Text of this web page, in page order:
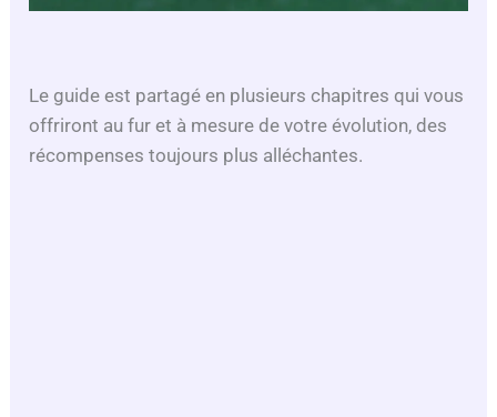
Le guide est partagé en plusieurs chapitres qui vous
offriront au fur et à mesure de votre évolution, des
récompenses toujours plus alléchantes.